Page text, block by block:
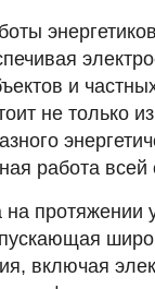
и
не только
работа всей
протяжении
включая